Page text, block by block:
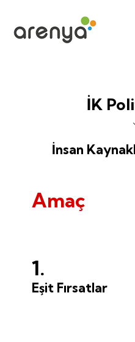
İK
İnsan
Amaç
1.
Eşit Fırsatlar